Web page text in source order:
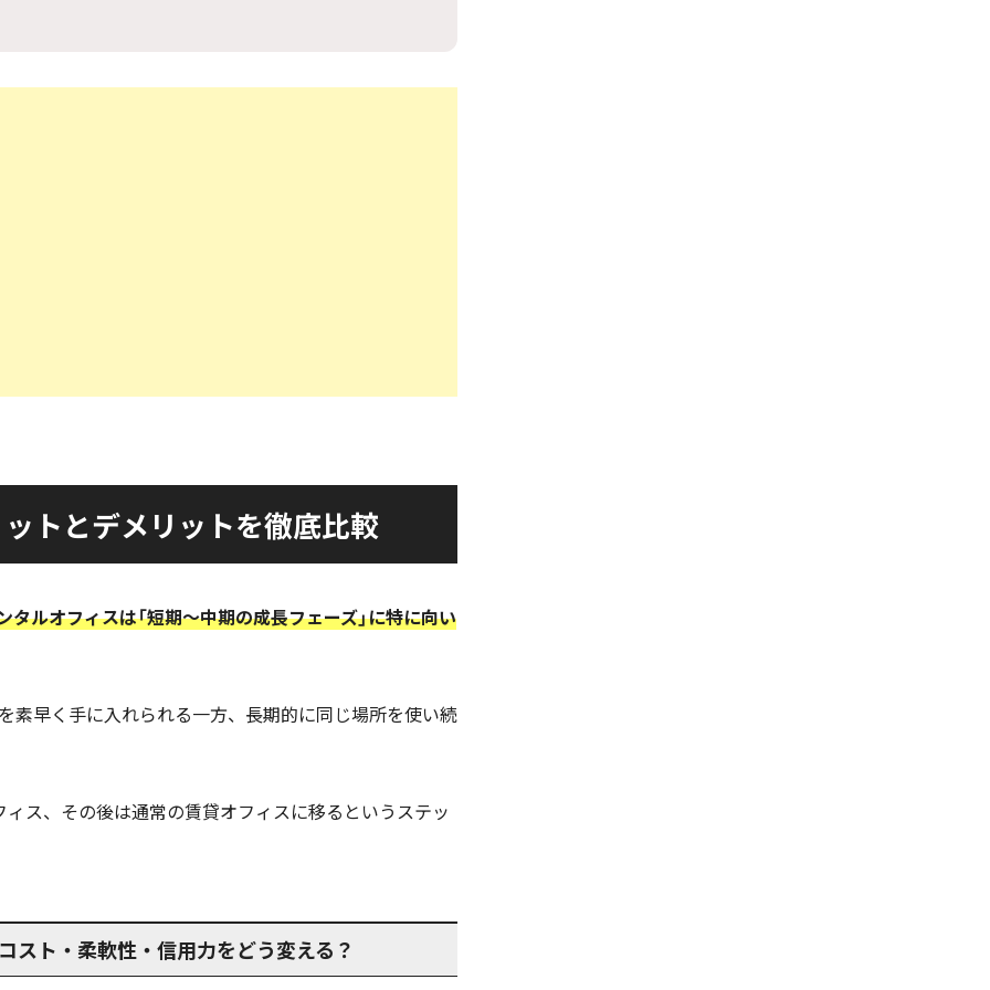
トとデメリットを徹底比較
ルオフィスは「短期〜中期の成長フェーズ」に特に向い
素早く手に入れられる一方、長期的に同じ場所を使い続
ス、その後は通常の賃貸オフィスに移るというステッ
スト・柔軟性・信用力をどう変える？